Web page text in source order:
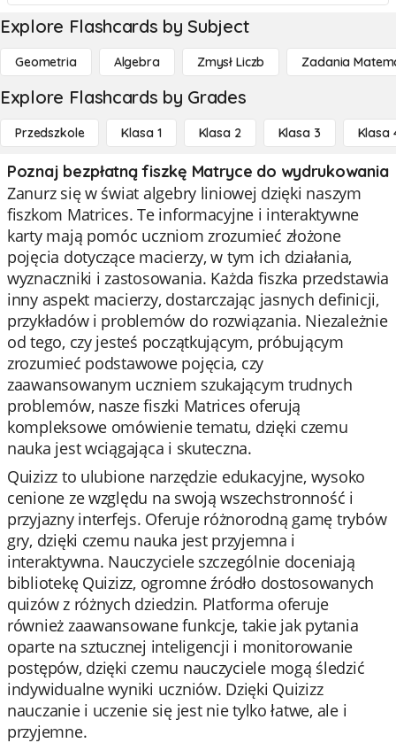
Explore Flashcards by Subject
Geometria Algebra Zmysł Liczb Zadania
Explore Flashcards by Grades
Przedszkole Klasa 1 Klasa 2 Klasa 3 Klasa
Poznaj bezpłatną fiszkę Matryce do wydrukowania
Zanurz się w świat algebry liniowej dzięki naszym
fiszkom Matrices. Te informacyjne i interaktywne
karty mają pomóc uczniom zrozumieć złożone
pojęcia dotyczące macierzy, w tym ich działania,
wyznaczniki i zastosowania. Każda fiszka przedstawia
inny aspekt macierzy, dostarczając jasnych definicji,
przykładów i problemów do rozwiązania. Niezależnie
od tego, czy jesteś początkującym, próbującym
zrozumieć podstawowe pojęcia, czy
zaawansowanym uczniem szukającym trudnych
problemów, nasze fiszki Matrices oferują
kompleksowe omówienie tematu, dzięki czemu
nauka jest wciągająca i skuteczna.
Quizizz to ulubione narzędzie edukacyjne, wysoko
cenione ze względu na swoją wszechstronność i
przyjazny interfejs. Oferuje różnorodną gamę trybów
gry, dzięki czemu nauka jest przyjemna i
interaktywna. Nauczyciele szczególnie doceniają
bibliotekę Quizizz, ogromne źródło dostosowanych
quizów z różnych dziedzin. Platforma oferuje
również zaawansowane funkcje, takie jak pytania
oparte na sztucznej inteligencji i monitorowanie
postępów, dzięki czemu nauczyciele mogą śledzić
indywidualne wyniki uczniów. Dzięki Quizizz
nauczanie i uczenie się jest nie tylko łatwe, ale i
przyjemne.